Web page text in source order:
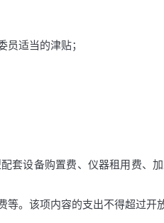
员适当的津贴；
套设备购置费、仪器租用费、
。该项内容的支出不得超过开